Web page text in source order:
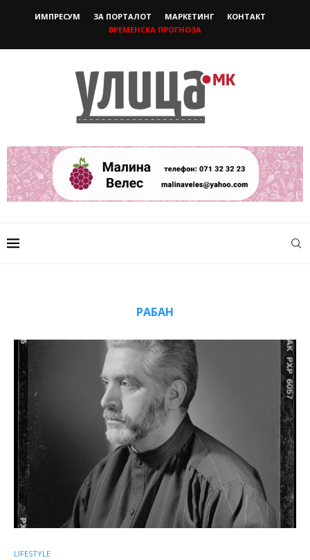
ИМПРЕСУМ ЗА ПОРТАЛОТ МАРКЕТИНГ
КОНТАКТ
ВРЕМЕНСКА ПРОГНОЗА
РАБАН
LIFESTYLE